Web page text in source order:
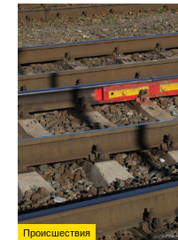
Происшествия